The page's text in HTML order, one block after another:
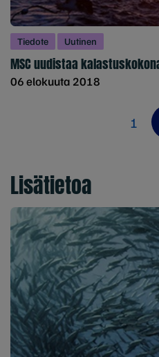
Tiedote Uutinen
MSC uudistaa
06 elokuuta 2018
1
Lisätietoa